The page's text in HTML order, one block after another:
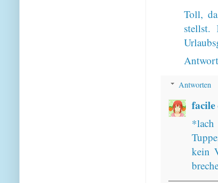
Toll,
Antworten
facile
*lach
kein